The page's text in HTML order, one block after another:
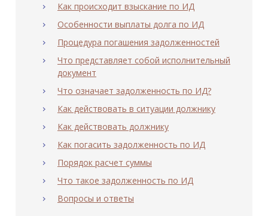
Как происходит взыскание по ИД
Особенности выплаты долга по ИД
Процедура погашения задолженностей
Что представляет собой исполнительный
документ
Что означает задолженность по ИД?
Как действовать в ситуации должнику
Как действовать должнику
Как погасить задолженность по ИД
Порядок расчет суммы
Что такое задолженность по ИД
Вопросы и ответы